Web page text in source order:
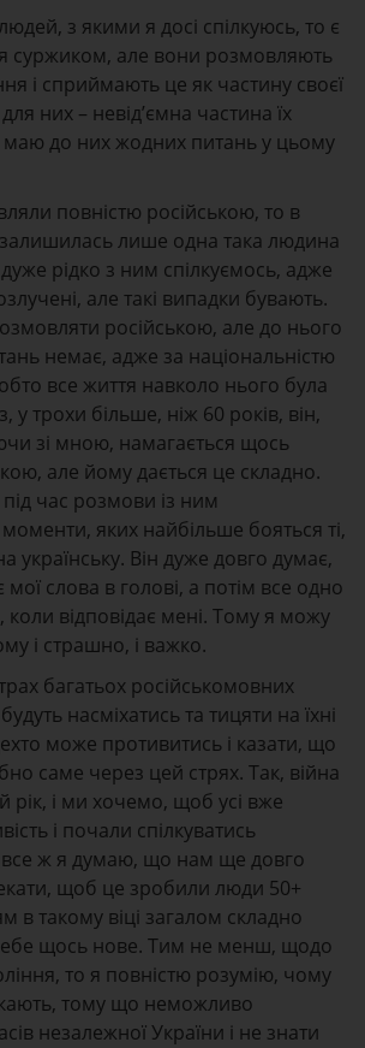
з якими я досі спілкуюсь, то є
суржиком, але вони розмовляють
і сприймають це як частину своєї
них – невід’ємна частина їх
маю до них жодних питань у цьому
повністю російською, то в
лише одна така людина
рідко з ним спілкуємось, адже
але такі випадки бувають.
російською, але до нього
немає, адже за національністю
все життя навколо нього була
у трохи більше, ніж 60 років, він,
зі мною, намагається щось
але йому дається це складно.
час розмови із ним
яких найбільше бояться ті,
українську. Він дуже довго думає,
слова в голові, а потім все одно
відповідає мені. Тому я можу
і страшно, і важко.
багатьох російськомовних
насміхатись та тицяти на їхні
може противитись і казати, що
саме через цей стрях. Так, війна
рік, і ми хочемо, щоб усі вже
і почали спілкуватись
ж я думаю, що нам ще довго
щоб це зробили люди 50+
в такому віці загалом складно
щось нове. Тим не менш, щодо
то я повністю розумію, чому
тому що неможливо
незалежної України і не знати